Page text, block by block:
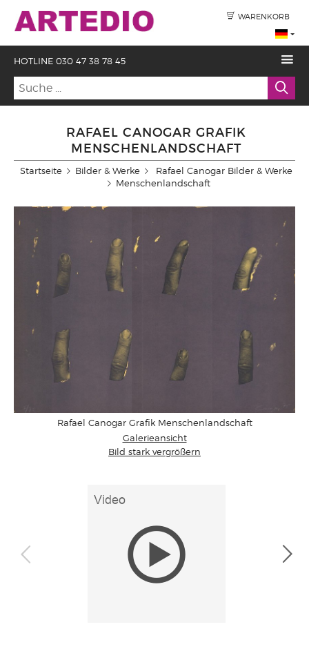
WARENKORB
HOTLINE 030 47 38 78 45
RAFAEL CANOGAR GRAFIK
MENSCHENLANDSCHAFT
Startseite Bilder & Werke
Rafael Canogar Bilder & Werke
Menschenlandschaft
Rafael Canogar Grafik Menschenlandschaft
Galerieansicht
Bild stark vergrößern